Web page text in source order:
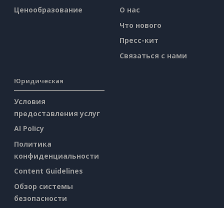
Ценообразование
О нас
Что нового
Пресс-кит
Связаться с нами
Юридическая
Условия
предоставления услуг
AI Policy
Политика
конфиденциальности
Content Guidelines
Обзор системы
безопасности